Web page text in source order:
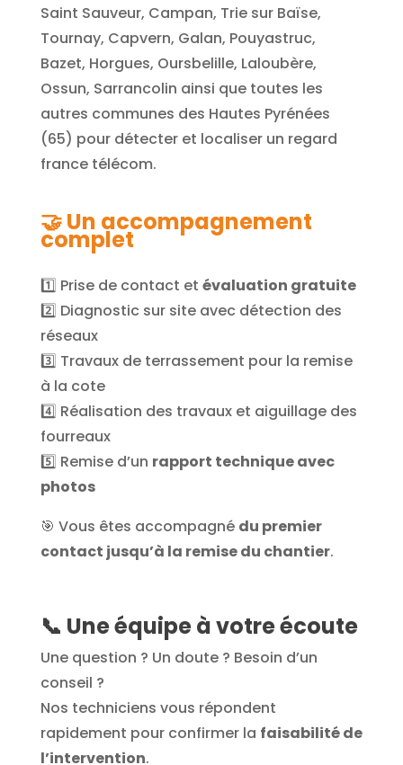
Saint Sauveur, Campan, Trie sur Baïse,
Tournay, Capvern, Galan, Pouyastruc,
Bazet, Horgues, Oursbelille, Laloubère,
Ossun, Sarrancolin ainsi que toutes les
autres communes des Hautes Pyrénées
(65) pour détecter et localiser un regard
france télécom.
🤝Un accompagnement
complet
1️⃣ Prise de contact et évaluation gratuite
2️⃣ Diagnostic sur site avec détection des
réseaux
3️⃣ Travaux de terrassement pour la remise
à la cote
4️⃣ Réalisation des travaux et aiguillage des
fourreaux
5️⃣ Remise d’un rapport technique avec
photos
🎯 Vous êtes accompagné du premier
contact jusqu’à la remise du chantier.
📞 Une équipe à votre écoute
Une question ? Un doute ? Besoin d’un
conseil ?
Nos techniciens vous répondent
rapidement pour confirmer la faisabilité de
l’intervention.